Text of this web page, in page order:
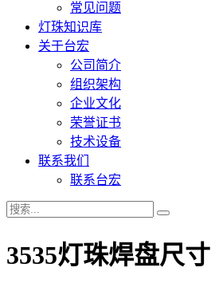
常见问题
灯珠知识库
关于台宏
公司简介
组织架构
企业文化
荣誉证书
技术设备
联系我们
联系台宏
3535灯珠焊盘尺寸